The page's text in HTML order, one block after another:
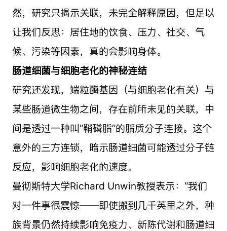
然，研究只揭示关联，未完全解释原因，但足以
让我们反思：居住地的饮食、压力、社交、气
候、污染等因素，真的会影响身体。
肠道细菌与细胞老化的神秘连结
研究还发现，端粒酶基因（与细胞老化有关）与
某些肠道微生物之间，存在前所未见的关联，中
间是透过一种叫“鞘磷脂”的脂质分子连接。这个
意外的三方连锁，暗示肠道细菌可能透过分子链
反应，影响细胞老化的速度。
曼彻斯特大学Richard Unwin教授表示：“我们
对一件事很震惊——即使搬到几千英里之外，种
族背景仍然持续影响免疫力、新陈代谢和肠道细